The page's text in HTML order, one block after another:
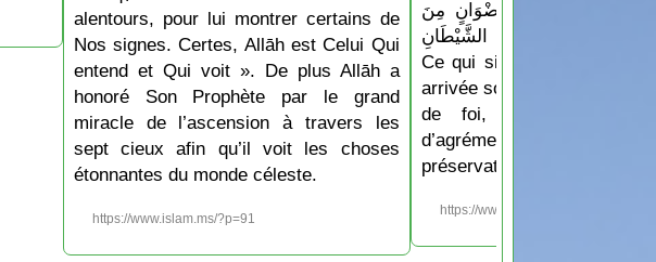
alentours, pour lui montrer certains de
Nos signes. Certes, Allāh est Celui Qui
entend et Qui voit ». De plus Allāh a
honoré Son Prophète par le grand
miracle de l’ascension à travers les
sept cieux afin qu’il voit les choses
étonnantes du monde céleste.
https://www.islam.ms/?p=91
وَالْإِسْلَامِ، وَرِضْوَانٍ مِنَ
(أيْ حِفْظٍ) مِنَ الشَّيْطَانِ »
Ce qui signifie: « Ô Allāh
arrivée soit accompagnée
de foi, de protection
d’agrément de Ar-
préservation contre le
https://www.islam.ms/?p=1213